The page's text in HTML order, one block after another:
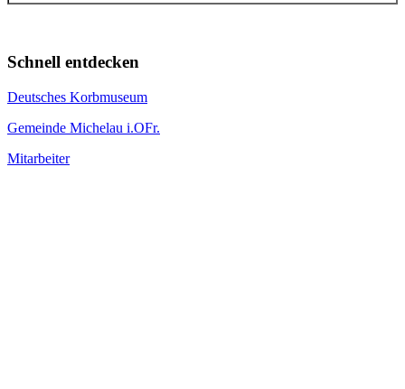
Schnell entdecken
Deutsches Korbmuseum
Gemeinde Michelau i.OFr.
Mitarbeiter